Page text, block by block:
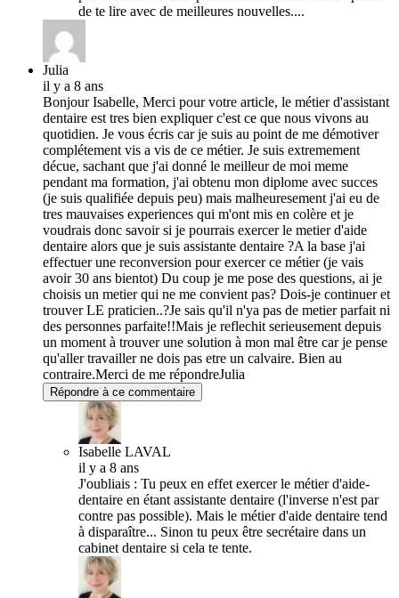
de te lire avec de meilleures nouvelles....
Julia
il y a 8 ans
Bonjour Isabelle, Merci pour votre article, le métier d'assistant
dentaire est tres bien expliquer c'est ce que nous vivons au
quotidien. Je vous écris car je suis au point de me démotiver
complétement vis a vis de ce métier. Je suis extremement
décue, sachant que j'ai donné le meilleur de moi meme
pendant ma formation, j'ai obtenu mon diplome avec succes
(je suis qualifiée depuis peu) mais malheuresement j'ai eu de
tres mauvaises experiences qui m'ont mis en colère et je
voudrais donc savoir si je pourrais exercer le metier d'aide
dentaire alors que je suis assistante dentaire ?A la base j'ai
effectuer une reconversion pour exercer ce métier (je vais
avoir 30 ans bientot) Du coup je me pose des questions, ai je
choisis un metier qui ne me convient pas? Dois-je continuer et
trouver LE praticien..?Je sais qu'il n'ya pas de metier parfait ni
des personnes parfaite!!Mais je reflechit serieusement depuis
un moment à trouver une solution à mon mal être car je pense
qu'aller travailler ne dois pas etre un calvaire. Bien au
contraire.Merci de me répondreJulia
Répondre à ce commentaire
Isabelle LAVAL
il y a 8 ans
J'oubliais : Tu peux en effet exercer le métier d'aide-
dentaire en étant assistante dentaire (l'inverse n'est par
contre pas possible). Mais le métier d'aide dentaire tend
à disparaître... Sinon tu peux être secrétaire dans un
cabinet dentaire si cela te tente.